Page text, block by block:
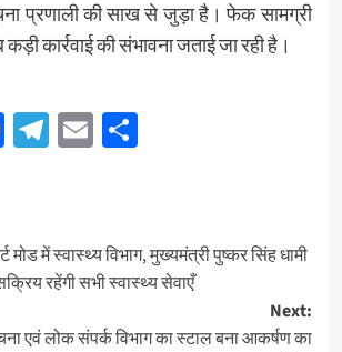
प्रणाली की साख से जुड़ा है। फेक सामग्री
कार्रवाई की संभावना जताई जा रही है।
Facebook
Telegram
EmailShare
मोड में स्वास्थ्य विभाग, मुख्यमंत्री पुष्कर सिंह धामी
रहेंगी सभी स्वास्थ्य सेवाएँ
Next:
एवं लोक संपर्क विभाग का स्टाल बना आकर्षण का